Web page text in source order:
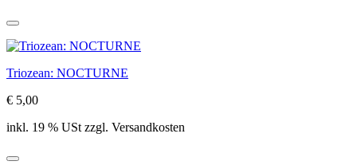
Triozean: NOCTURNE
€ 5,00
inkl. 19 % USt zzgl. Versandkosten